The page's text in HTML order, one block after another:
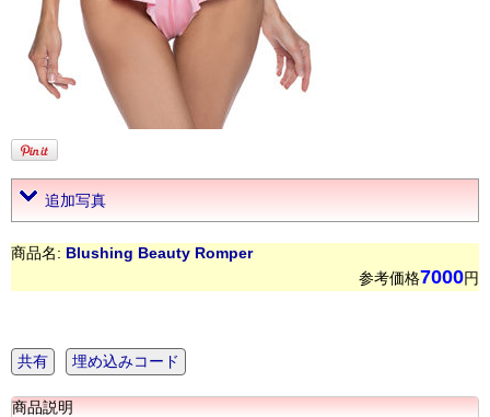
追加写真
商品名: Blushing Beauty Romper
参考価格7000円
共有 埋め込みコード
商品説明